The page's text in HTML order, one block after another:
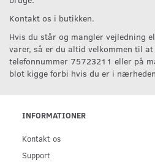
Kontakt os i butikken.
Hvis du står og mangler vejledning
varer, så er du altid velkommen til
telefonnummer 75723211 eller på
blot kigge forbi hvis du er i
INFORMATIONER
Kontakt os
Support